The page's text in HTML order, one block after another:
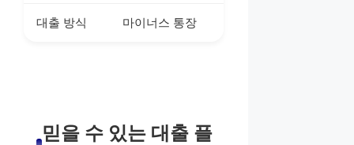
대출 방식 마이너스 통장
믿을 수 있는 대출 플